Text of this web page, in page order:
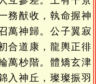
務猷收，執命握神
萬神歸。公子翼寂
合道康，龍輿正徘
萬杪階。體矯玄津
入神丘，璨璨振羽